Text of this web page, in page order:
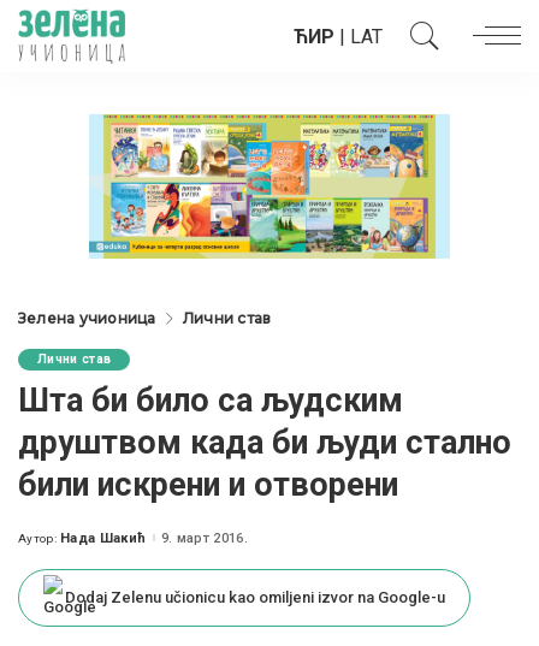
ЋИР | LAT
Зелена учионица Лични став
Лични став
Шта би било са људским
друштвом када би људи стално
били искрени и отворени
Posted
Аутор: Нада Шакић 9. март 2016.
Dodaj Zelenu učionicu kao omiljeni izvor na Google-u